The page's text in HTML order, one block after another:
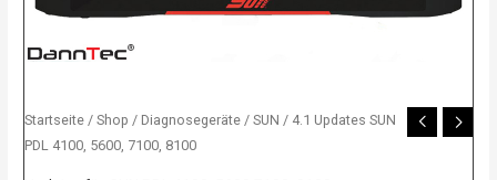
Startseite /Shop / Diagnosegeräte /SUN / 4.1 Updates SUN
PDL 4100, 5600, 7100, 8100